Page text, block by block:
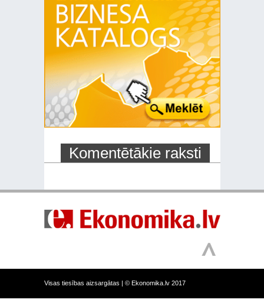
Komentētākie raksti
Visas tiesības aizsargātas | © Ekonomika.lv 2017